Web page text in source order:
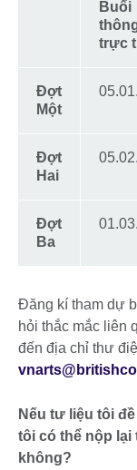
Buổi
trực
Đợt
Một
Đợt
Hai
Đợt
Ba
Đăng kí tham dự
hỏi thắc mắc liên
đến địa chỉ thư
Nếu tư liệu tôi
tôi có thể nộp
không?